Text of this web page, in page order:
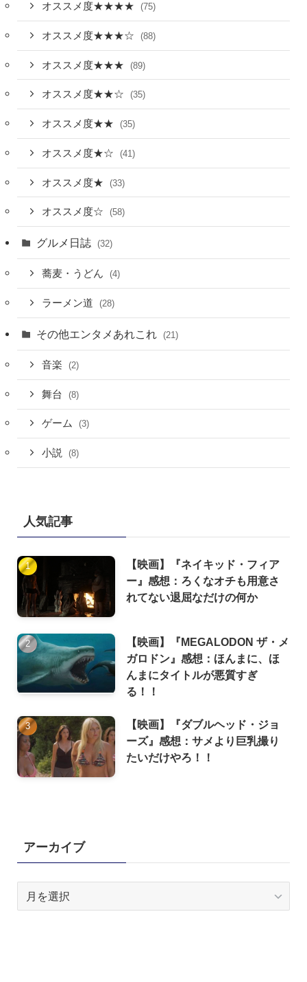
オススメ度★★★★ (75)
オススメ度★★★☆ (88)
オススメ度★★★ (89)
オススメ度★★☆ (35)
オススメ度★★ (35)
オススメ度★☆ (41)
オススメ度★ (33)
オススメ度☆ (58)
グルメ日誌 (32)
蕎麦・うどん (4)
ラーメン道 (28)
その他エンタメあれこれ (21)
音楽 (2)
舞台 (8)
ゲーム (3)
小説 (8)
人気記事
【映画】『ネイキッド・フィア
ー』感想：ろくなオチも用意さ
れてない退屈なだけの何か
【映画】『MEGALODON ザ・メ
ガロドン』感想：ほんまに、ほ
んまにタイトルが悪質すぎ
る！！
【映画】『ダブルヘッド・ジョ
ーズ』感想：サメより巨乳撮り
たいだけやろ！！
アーカイブ